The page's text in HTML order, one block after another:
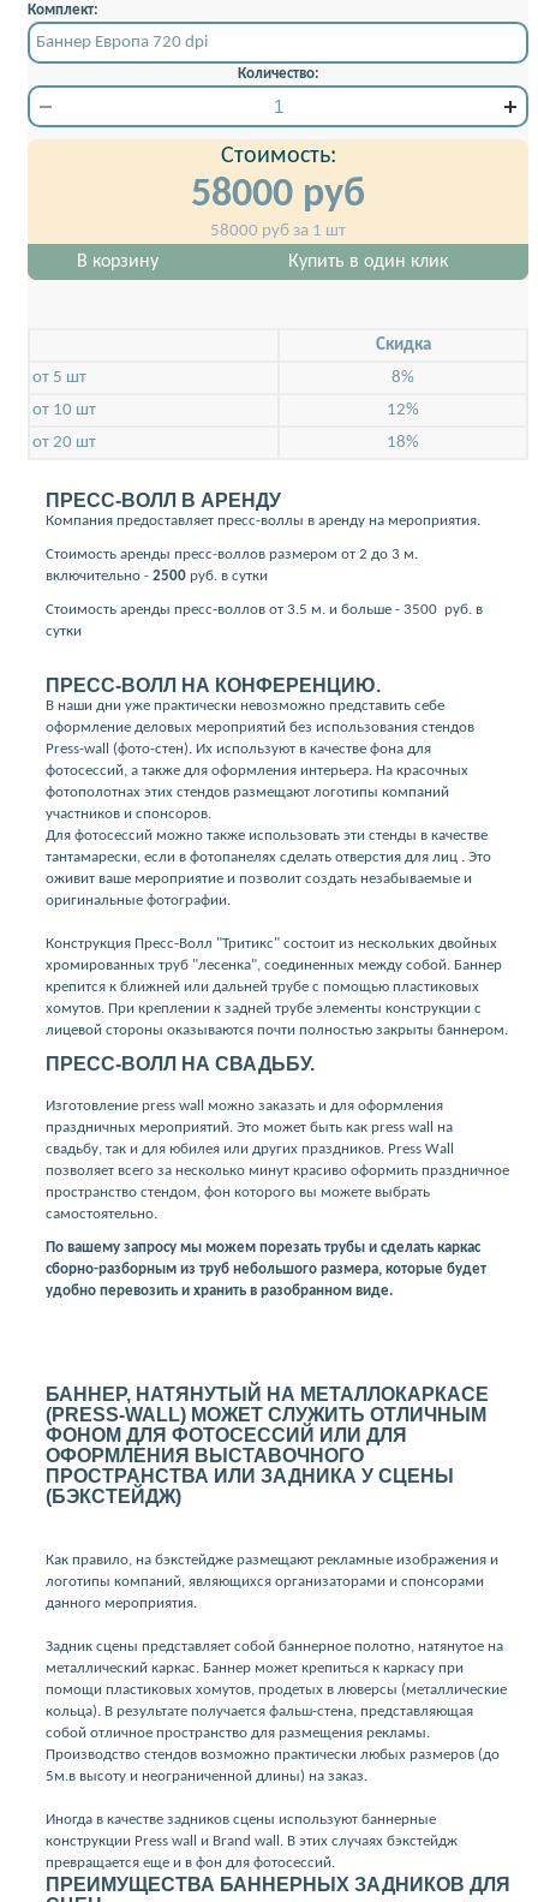
Комплект:
Баннер Европа 720 dpi
Количество:
Стоимость:
58000 руб
58000 руб за 1 шт
В корзину Купить в один клик
Скидкa
от 5 шт
8%
от 10 шт
12%
от 20 шт
18%
ПРЕСС-ВОЛЛ В АРЕНДУ
Компания предоставляет пресс-воллы в аренду на мероприятия.
Стоимость аренды пресс-воллов размером от 2 до 3 м.
включительно - 2500 руб. в сутки
Стоимость аренды пресс-воллов от 3.5 м. и больше - 3500 руб. в
сутки
ПРЕСС-ВОЛЛ НА КОНФЕРЕНЦИЮ.
В наши дни уже практически невозможно представить себе
оформление деловых мероприятий без использования стендов
Press-wall (фото-стен). Их используют в качестве фона для
фотосессий, а также для оформления интерьера. На красочных
фотополотнах этих стендов размещают логотипы компаний
участников и спонсоров.
Для фотосессий можно также использовать эти стенды в качестве
тантамарески, если в фотопанелях сделать отверстия для лиц . Это
оживит ваше мероприятие и позволит создать незабываемые и
оригинальные фотографии.
Конструкция Пресс-Волл "Тритикс" состоит из нескольких двойных
хромированных труб "лесенка", соединенных между собой. Баннер
крепится к ближней или дальней трубе с помощью пластиковых
хомутов. При креплении к задней трубе элементы конструкции с
лицевой стороны оказываются почти полностью закрыты баннером.
ПРЕСС-ВОЛЛ НА СВАДЬБУ.
Изготовление press wall можно заказать и для оформления
праздничных мероприятий. Это может быть как press wall на
свадьбу, так и для юбилея или других праздников. Press Wall
позволяет всего за несколько минут красиво оформить праздничное
пространство стендом, фон которого вы можете выбрать
самостоятельно.
По вашему запросу мы можем порезать трубы и сделать каркас
сборно-разборным из труб небольшого размера, которые будет
удобно перевозить и хранить в разобранном виде.
БАННЕР, НАТЯНУТЫЙ НА МЕТАЛЛОКАРКАСЕ
(PRESS-WALL) МОЖЕТ СЛУЖИТЬ ОТЛИЧНЫМ
ФОНОМ ДЛЯ ФОТОСЕССИЙ ИЛИ ДЛЯ
ОФОРМЛЕНИЯ ВЫСТАВОЧНОГО
ПРОСТРАНСТВА ИЛИ ЗАДНИКА У СЦЕНЫ
(БЭКСТЕЙДЖ)
Как правило, на бэкстейдже размещают рекламные изображения и
логотипы компаний, являющихся организаторами и спонсорами
данного мероприятия.
Задник сцены представляет собой баннерное полотно, натянутое на
металлический каркас. Баннер может крепиться к каркасу при
помощи пластиковых хомутов, продетых в люверсы (металлические
кольца). В результате получается фальш-стена, представляющая
собой отличное пространство для размещения рекламы.
Производство стендов возможно практически любых размеров (до
5м.в высоту и неограниченной длины) на заказ.
Иногда в качестве задников сцены используют баннерные
конструкции Press wall и Brand wall. В этих случаях бэкстейдж
превращается еще и в фон для фотосессий.
ПРЕИМУЩЕСТВА БАННЕРНЫХ ЗАДНИКОВ ДЛЯ